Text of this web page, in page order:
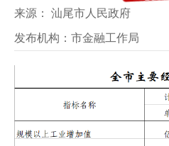
来源： 汕尾市人民政府
发布机构： 市金融工作局